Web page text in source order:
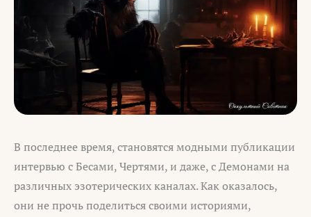
В последнее время, становятся модными публикации
интервью с Бесами, Чертями, и даже, с Демонами на
различных эзотерических каналах. Как оказалось,
они не прочь поделиться своими историями,